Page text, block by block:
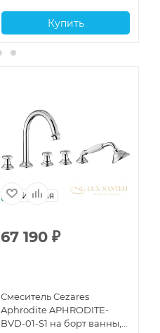
Купить
Италия
67 190 ₽
Смеситель Cezares
Aphrodite APHRODITE-
BVD-01-S1 на борт ванны,